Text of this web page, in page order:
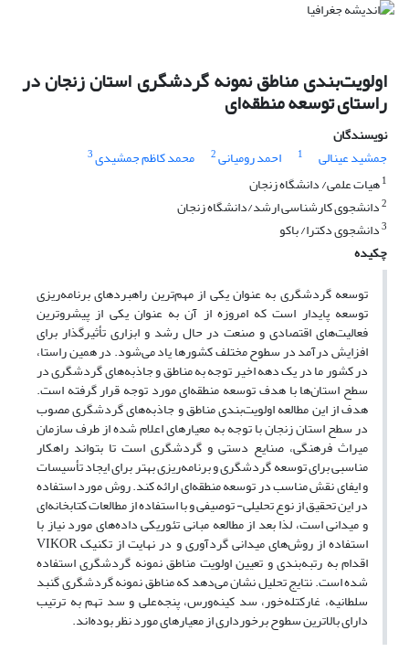
اولویت‌بندی مناطق نمونه گردشگری استان زنجان در
راستای توسعه منطقه‌ای
نویسندگان
جمشید عینالی
1 احمد رومیانی2 محمد کاظم جمشیدی3
1هیات علمی/ دانشگاه زنجان
2دانشجوی کارشناسی ارشد/دانشگاه زنجان
3دانشجوی دکترا/ باکو
چکیده
توسعه گردشگری به عنوان یکی از مهم‌ترین راهبردهای برنامه‌ریزی
توسعه پایدار است که امروزه از آن به عنوان یکی از پیشروترین
فعالیت‌های اقتصادی و صنعت در حال رشد و ابزاری تأثیرگذار برای
افزایش درآمد در سطوح مختلف کشورها یاد می‌شود. در همین راستا،
در کشور ما در یک دهه اخیر توجه به مناطق و جاذبه‌های گردشگری در
سطح استان‌ها با هدف توسعه منطقه‌ای مورد توجه قرار گرفته است.
هدف از این مطالعه اولویت‌بندی مناطق و جاذبه‌های گردشگری مصوب
در سطح استان زنجان با توجه به معیارهای اعلام شده از طرف سازمان
میراث فرهنگی، صنایع دستی و گردشگری است تا بتواند راهکار
مناسبی برای توسعه گردشگری و برنامه‌ریزی بهتر برای ایجاد تأسیسات
و ایفای نقش مناسب در توسعه منطقه‌ای ارائه کند. روش مورد استفاده
در این تحقیق از نوع تحلیلی- توصیفی و با استفاده از مطالعات کتابخا‌نه‌ای
و میدانی است، لذا بعد از مطالعه مبانی تئوریکی داده‌های مورد نیاز با
استفاده از روش‌های میدانی گردآوری و در نهایت از تکنیک VIKOR
اقدام به رتبه‌بندی و تعیین اولویت مناطق نمونه گردشگری استفاده
شده است. نتایج تحلیل نشان می‌دهد که مناطق نمونه گردشگری گنبد
سلطانیه، غارکتله‌خور، سد کینه‌ورس، پنجه‌علی و سد تهم به ترتیب
دارای بالاترین سطوح برخورداری از معیارهای مورد نظر بوده‌اند.